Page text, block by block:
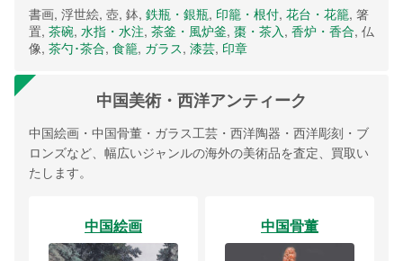
書画, 浮世絵, 壺, 鉢, 鉄瓶・銀瓶, 印籠・根付, 花台・花籠, 箸
置, 茶碗, 水指・水注, 茶釜・風炉釜, 棗・茶入, 香炉・香合, 仏
像, 茶勺･茶合, 食籠, ガラス, 漆芸, 印章
中国美術・西洋アンティーク
中国絵画・中国骨董・ガラス工芸・西洋陶器・西洋彫刻・ブ
ロンズなど、幅広いジャンルの海外の美術品を査定、買取い
たします。
中国絵画 中国骨董